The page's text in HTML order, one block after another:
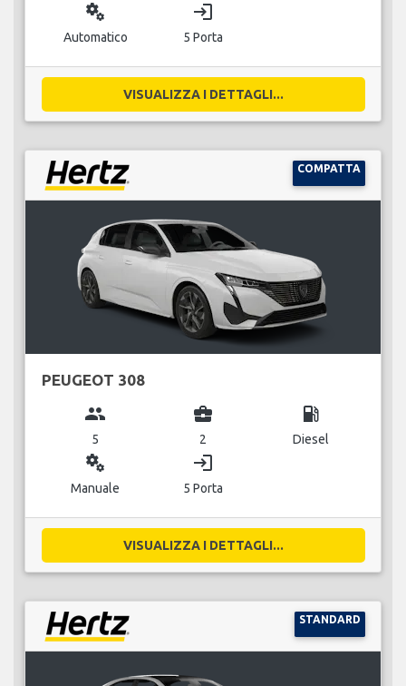
miscellaneous_services
Automatico
login
5 Porta
VISUALIZZA I DETTAGLI...
COMPATTA
PEUGEOT 308
group
5
business_center
2
local_gas_station
Diesel
miscellaneous_services
Manuale
login
5 Porta
VISUALIZZA I DETTAGLI...
STANDARD